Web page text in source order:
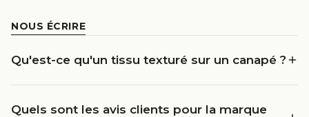
NOUS ÉCRIRE
Qu'est-ce qu'un tissu texturé sur un canapé ?
Quels sont les avis clients pour la marque